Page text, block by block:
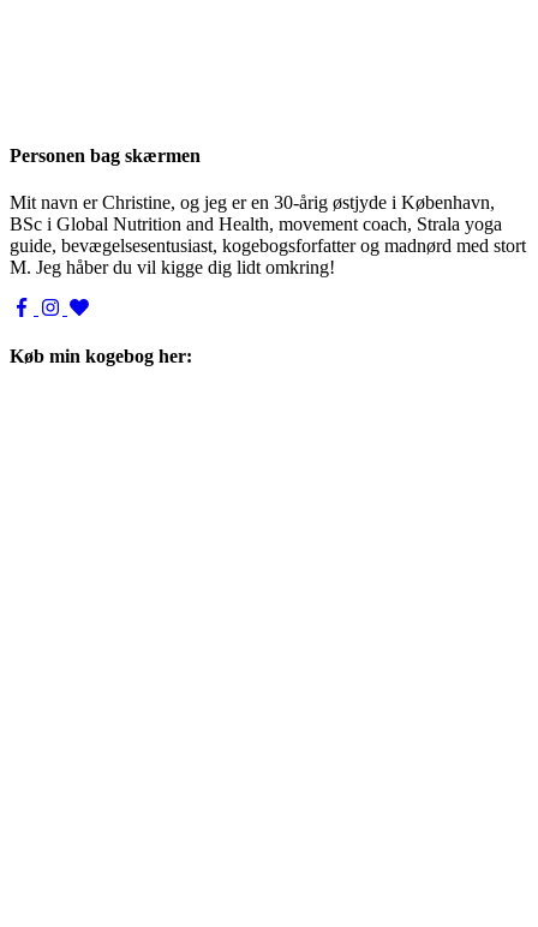
Personen bag skærmen
Mit navn er Christine, og jeg er en 30-årig østjyde i København,
BSc i Global Nutrition and Health, movement coach, Strala yoga
guide, bevægelsesentusiast, kogebogsforfatter og madnørd med stort
M. Jeg håber du vil kigge dig lidt omkring!
Køb min kogebog her: